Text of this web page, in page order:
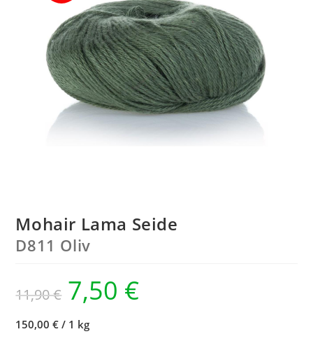
Mohair Lama Seide
D811 Oliv
11,90€ 7,50 €
150,00 € / 1 kg